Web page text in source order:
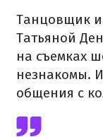
Танцовщик и
Татьяной
на съемках
незнакомы.
общения с